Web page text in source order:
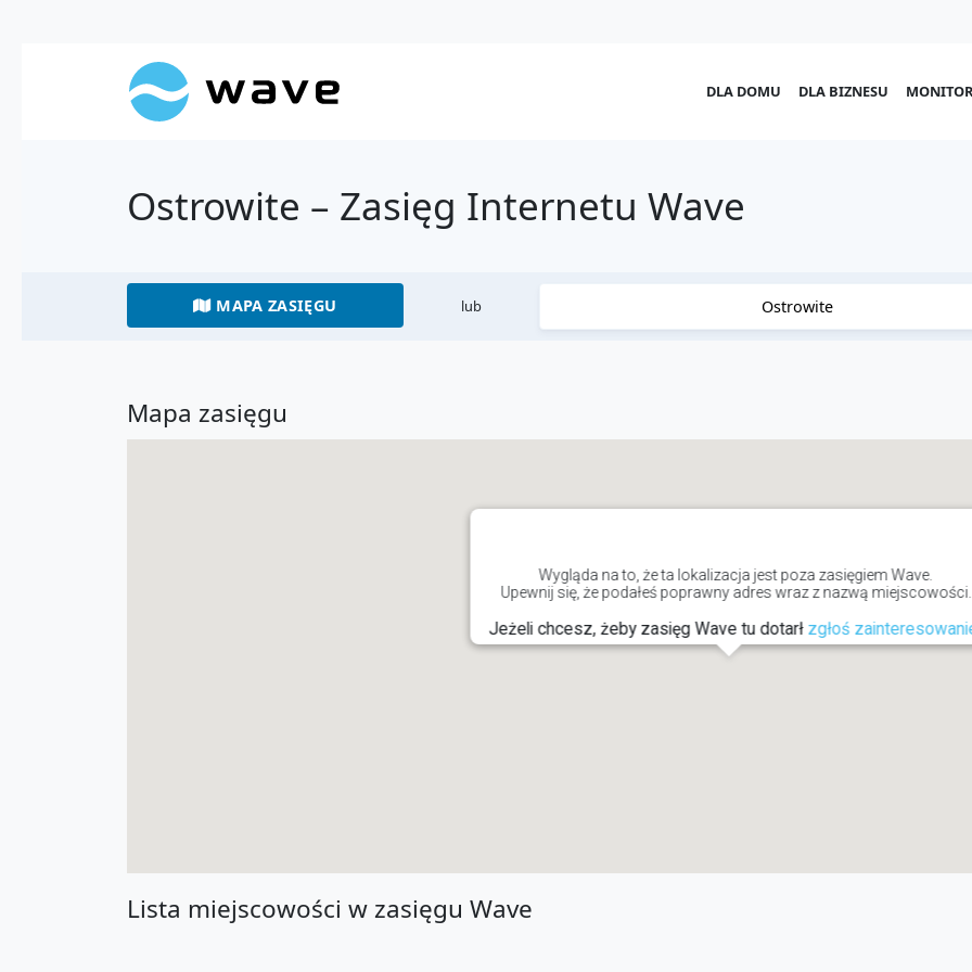
DLA DOMU DLA BIZNESU
Ostrowite – Zasięg Internetu Wave
MAPA ZASIĘGU lub
Mapa zasięgu
Wygląda na to, że ta lokalizacja jest poza zasięgiem Wave.
Upewnij się, że podałeś poprawny adres wraz z nazwą miejscowości.
Jeżeli chcesz, żeby zasięg Wave tu dotarł zgłoś
Lista miejscowości w zasięgu Wave